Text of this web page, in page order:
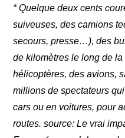
* Quelque deux cents
suiveuses, des camions
secours, presse…), des
de kilomètres le long de
hélicoptères, des avions,
millions de spectateurs
cars ou en voitures, pour
routes. source: Le vrai